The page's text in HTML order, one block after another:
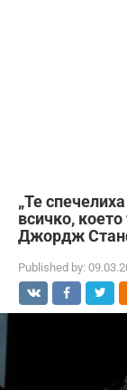
„Те
всичко,
Джордж
Published by: